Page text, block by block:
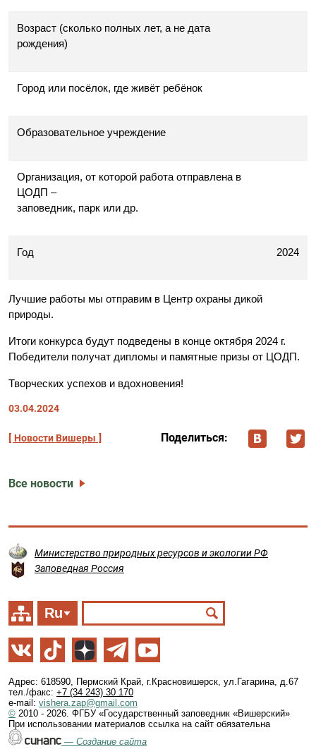
Возраст (сколько полных лет, а не дата
рождения)
Город или посёлок, где живёт ребёнок
Образовательное учреждение
Организация, от которой работа отправлена в
ЦОДП –
заповедник, парк или др.
Год 2024
Лучшие работы мы отправим в Центр охраны дикой
природы.
Итоги конкурса будут подведены в конце октября 2024 г.
Победители получат дипломы и памятные призы от ЦОДП.
Творческих успехов и вдохновения!
03.04.2024
Новости Вишеры Поделиться:
Все новости
Министерство природных ресурсов и экологии РФ
Заповедная Россия
Ru
Адрес: 618590, Пермский Край, г.Красновишерск, ул.Гагарина, д.67
тел./факс: +7 (34 243) 30 170
e-mail: vishera.zap@gmail.com
© 2010 - 2026. ФГБУ «Государственный заповедник «Вишерский»
При использовании материалов ссылка на сайт обязательна
— Создание сайта